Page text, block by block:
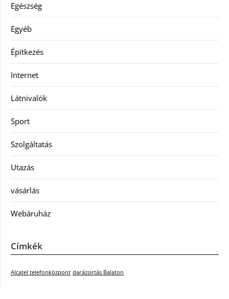
Egészség
Egyéb
Építkezés
Internet
Látnivalók
Sport
Szolgáltatás
Utazás
vásárlás
Webáruház
Címkék
Alcatel telefonközpont darázsirtás Balaton